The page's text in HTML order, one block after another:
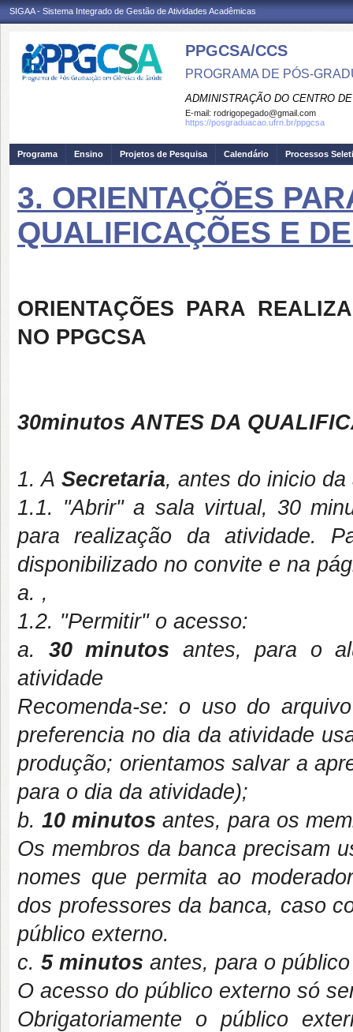
SIGAA - Sistema Integrado de Gestão de Atividades Acadêmicas
PPGCSA/CCS
PROGRAMA DE PÓS-
ADMINISTRAÇÃO DO CENTRO
E-mail: rodrigopegado@gmail.com
https://posgraduacao.ufrn.br/ppgcsa
Programa Ensino Projetos de Pesquisa Calendário Processos
3. ORIENTAÇÕES
QUALIFICAÇÕES E
ORIENTAÇÕES PARA
NO PPGCSA
30minutos ANTES DA
1. A Secretaria, antes do inicio
1.1. "Abrir" a sala virtual, 30
para realização da atividade.
disponibilizado no convite e na
a. ,
1.2. "Permitir" o acesso:
a. 30 minutos antes, para o
atividade
Recomenda-se: o uso do
preferencia no dia da atividade
produção; orientamos salvar a
para o dia da atividade);
b. 10 minutos antes, para os
Os membros da banca precisam
nomes que permita ao
dos professores da banca, caso
público externo.
c. 5 minutos antes, para o
O acesso do público externo só
Obrigatoriamente o público